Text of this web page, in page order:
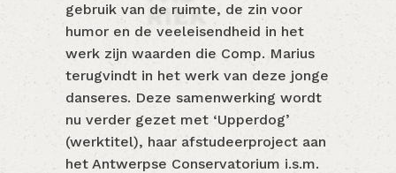
gebruik van de ruimte, de zin voor
humor en de veeleisendheid in het
werk zijn waarden die Comp. Marius
terugvindt in het werk van deze jonge
danseres. Deze samenwerking wordt
nu verder gezet met ‘Upperdog’
(werktitel), haar afstudeerproject aan
het Antwerpse Conservatorium i.s.m.